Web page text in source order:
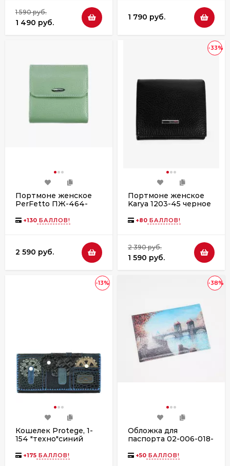
1 590 руб.
1 490 руб.
1 790 руб.
Портмоне женское
PerFetto ПЖ-464-
+130 БАЛЛОВ!
2 590 руб.
-33%
Портмоне женское
Karya 1203-45 черное
+80 БАЛЛОВ!
2 390 руб.
1 590 руб.
-13%
Кошелек Protege, 1-
154 "техно"синий
+175 БАЛЛОВ!
-38%
Обложка для
паспорта 02-006-018-
в акварели"
+50 БАЛЛОВ!